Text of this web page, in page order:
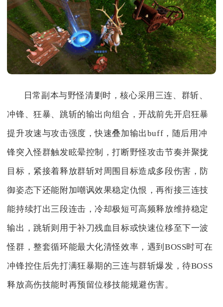
日常副本与野怪清剿时，核心采用三连、群斩、
冲锋、狂暴、跳斩的输出向组合，开战前先开启狂暴
提升攻速与攻击强度，快速叠加输出buff，随后用冲
锋突入怪群触发眩晕控制，打断野怪攻击节奏并聚拢
目标，紧接着释放群斩对周围目标造成多段伤害，防
御姿态下还能附加嘲讽效果稳定仇恨，再衔接三连技
能持续打出三段连击，冷却极短可高频释放维持稳定
输出，跳斩则用于补刀残血目标或快速位移至下一波
怪群，整套循环能最大化清怪效率，遇到BOSS时可在
冲锋控住后先打满狂暴期的三连与群斩爆发，待BOSS
释放高伤技能时再预留位移技能规避伤害。